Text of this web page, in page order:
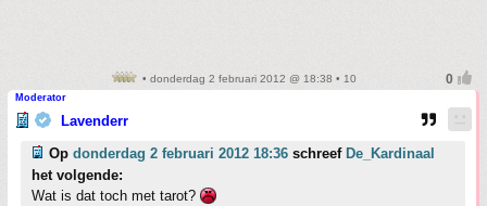
• donderdag 2 februari 2012 @ 18:38 • 10
Moderator
Lavenderr
Op donderdag 2 februari 2012 18:36 schreef De_Kardinaal
het volgende:
Wat is dat toch met tarot?